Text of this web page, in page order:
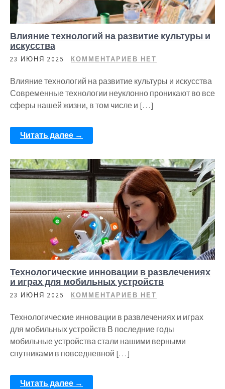
Влияние технологий на развитие культуры и
искусства
23 ИЮНЯ 2025 КОММЕНТАРИЕВ НЕТ
Влияние технологий на развитие культуры и искусства
Современные технологии неуклонно проникают во все
сферы нашей жизни, в том числе и […]
Читать далее →
Технологические инновации в развлечениях
и играх для мобильных устройств
23 ИЮНЯ 2025 КОММЕНТАРИЕВ НЕТ
Технологические инновации в развлечениях и играх
для мобильных устройств В последние годы
мобильные устройства стали нашими верными
спутниками в повседневной […]
Читать далее →